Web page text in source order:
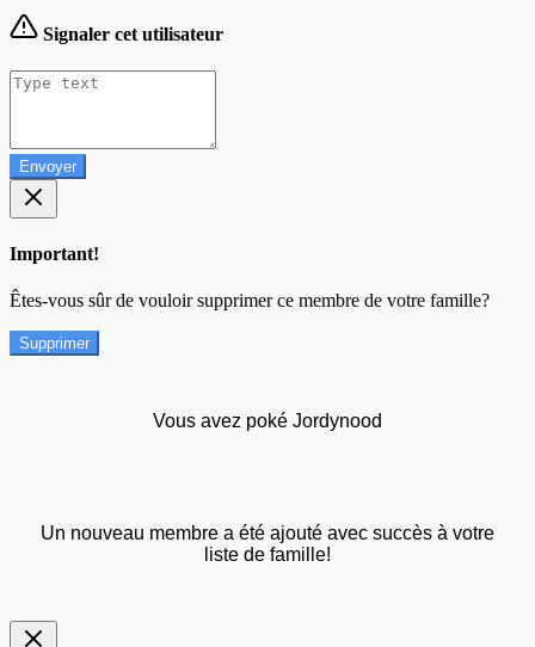
Signaler cet utilisateur
Envoyer
Important!
Êtes-vous sûr de vouloir supprimer ce membre de votre famille?
Supprimer
Vous avez poké Jordynood
Un nouveau membre a été ajouté avec succès à votre
liste de famille!